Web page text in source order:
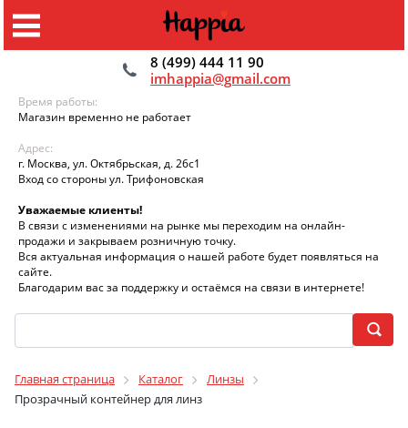
8 (499) 444 11 90
imhappia@gmail.com
Время работы:
Магазин временно не работает
Адрес:
г. Москва, ул. Октябрьская, д. 26с1
Вход со стороны ул. Трифоновская
Уважаемые клиенты!
В связи с изменениями на рынке мы переходим на онлайн-
продажи и закрываем розничную точку.
Вся актуальная информация о нашей работе будет появляться на
сайте.
Благодарим вас за поддержку и остаёмся на связи в интернете!
Главная страница Каталог
Линзы
Прозрачный контейнер для линз